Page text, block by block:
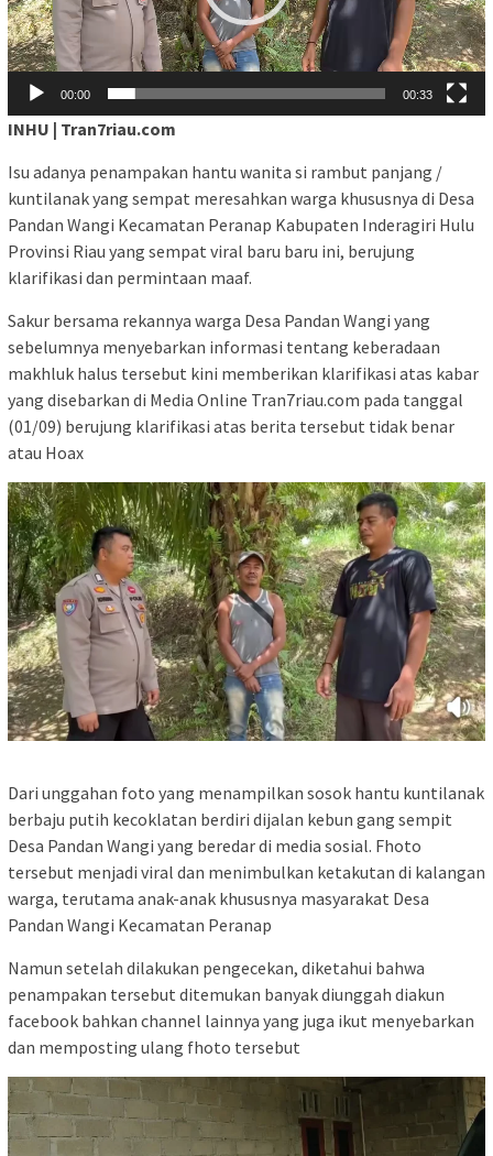
00:00 00:33
INHU | Tran7riau.com
Isu adanya penampakan hantu wanita si rambut panjang /
kuntilanak yang sempat meresahkan warga khususnya di Desa
Pandan Wangi Kecamatan Peranap Kabupaten Inderagiri Hulu
Provinsi Riau yang sempat viral baru baru ini, berujung
klarifikasi dan permintaan maaf.
Sakur bersama rekannya warga Desa Pandan Wangi yang
sebelumnya menyebarkan informasi tentang keberadaan
makhluk halus tersebut kini memberikan klarifikasi atas kabar
yang disebarkan di Media Online Tran7riau.com pada tanggal
(01/09) berujung klarifikasi atas berita tersebut tidak benar
atau Hoax
Dari unggahan foto yang menampilkan sosok hantu kuntilanak
berbaju putih kecoklatan berdiri dijalan kebun gang sempit
Desa Pandan Wangi yang beredar di media sosial. Fhoto
tersebut menjadi viral dan menimbulkan ketakutan di kalangan
warga, terutama anak-anak khususnya masyarakat Desa
Pandan Wangi Kecamatan Peranap
Namun setelah dilakukan pengecekan, diketahui bahwa
penampakan tersebut ditemukan banyak diunggah diakun
facebook bahkan channel lainnya yang juga ikut menyebarkan
dan memposting ulang fhoto tersebut